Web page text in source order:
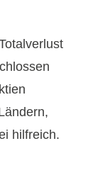
hilfreich.